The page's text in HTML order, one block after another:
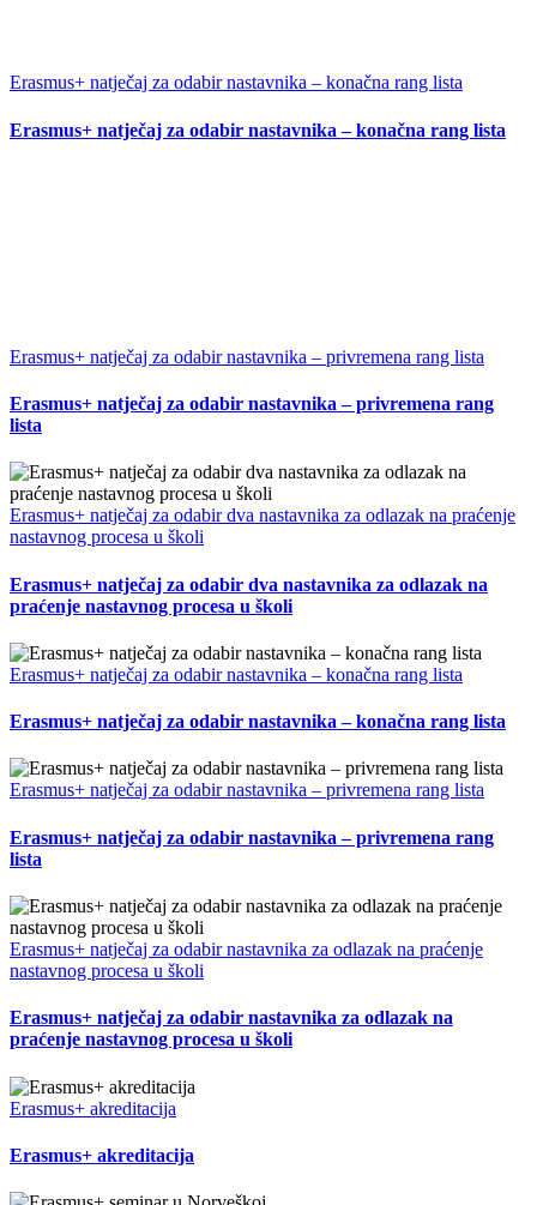
Erasmus+ natječaj za odabir nastavnika – konačna rang lista
Erasmus+ natječaj za odabir nastavnika – konačna rang lista
Erasmus+ natječaj za odabir nastavnika – privremena rang lista
Erasmus+ natječaj za odabir nastavnika – privremena rang
lista
Erasmus+ natječaj za odabir dva nastavnika za odlazak na praćenje
nastavnog procesa u školi
Erasmus+ natječaj za odabir dva nastavnika za odlazak na
praćenje nastavnog procesa u školi
Erasmus+ natječaj za odabir nastavnika – konačna rang lista
Erasmus+ natječaj za odabir nastavnika – konačna rang lista
Erasmus+ natječaj za odabir nastavnika – privremena rang lista
Erasmus+ natječaj za odabir nastavnika – privremena rang
lista
Erasmus+ natječaj za odabir nastavnika za odlazak na praćenje
nastavnog procesa u školi
Erasmus+ natječaj za odabir nastavnika za odlazak na
praćenje nastavnog procesa u školi
Erasmus+ akreditacija
Erasmus+ akreditacija